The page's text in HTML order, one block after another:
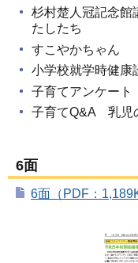
杉村楚人冠記念
たしたち
すこやかちゃん
小学校就学時健康
子育てアンケート
子育てQ&A 乳児
6面
6面（PDF：